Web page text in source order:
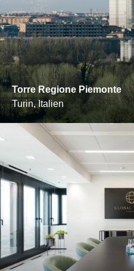
Torre Regione Piemonte
Turin, Italien